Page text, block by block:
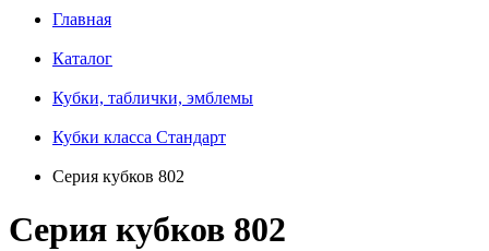
Главная
Каталог
Кубки, таблички, эмблемы
Кубки класса Стандарт
Серия кубков 802
Серия кубков 802